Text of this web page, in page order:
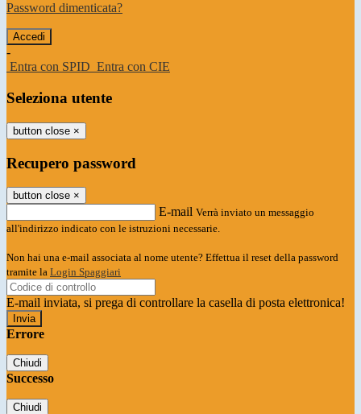
Password dimenticata?
-
Entra con SPID Entra con CIE
Seleziona utente
button close ×
Recupero password
button close ×
E-mail Verrà inviato un messaggio
all'indirizzo indicato con le istruzioni necessarie.
Non hai una e-mail associata al nome utente? Effettua il reset della password
tramite la Login Spaggiari
E-mail inviata, si prega di controllare la casella di posta elettronica!
Errore
Chiudi
Successo
Chiudi